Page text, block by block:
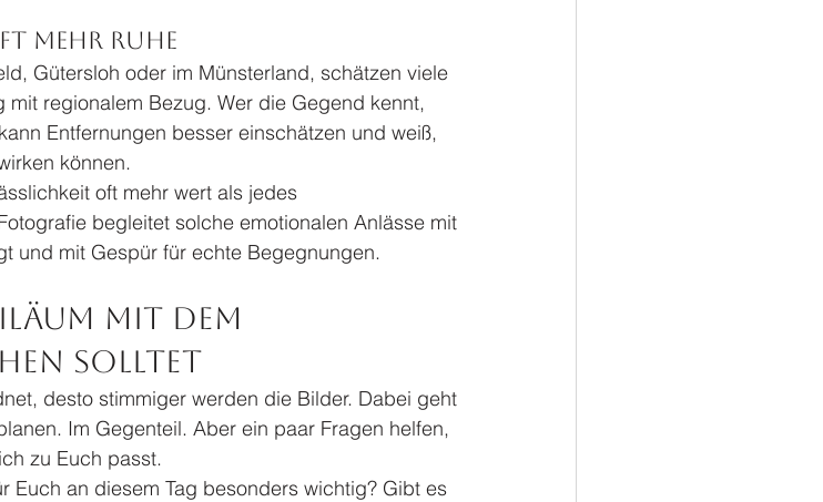
mehr Ruhe
Gütersloh oder im Münsterland, schätzen viele
regionalem Bezug. Wer die Gegend kennt,
Entfernungen besser einschätzen und weiß,
können.
oft mehr wert als jedes
begleitet solche emotionalen Anlässe mit
und mit Gespür für echte Begegnungen.
mit dem
solltet
desto stimmiger werden die Bilder. Dabei geht
Im Gegenteil. Aber ein paar Fragen helfen,
zu Euch passt.
Euch an diesem Tag besonders wichtig? Gibt es